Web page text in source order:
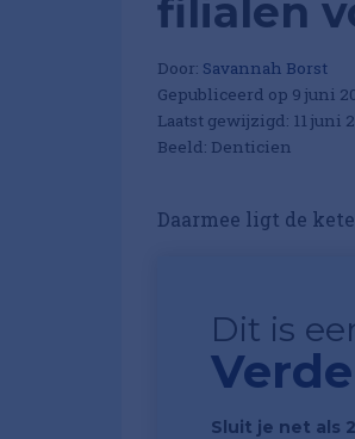
filialen
Door: Savannah Borst
Gepubliceerd op 9 juni
Laatst gewijzigd: 11 juni
Beeld: Denticien
Daarmee ligt de
Dit is
Sluit je net als